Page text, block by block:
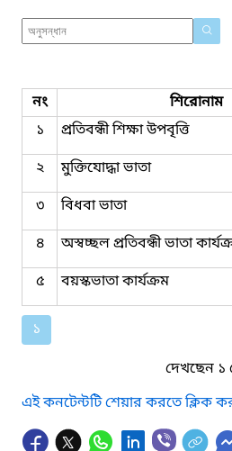
নং শিরোনাম
১
প্রতিবন্ধী শিক্ষা উপবৃত্তি
২
মুক্তিযোদ্ধা ভাতা
৩
বিধবা ভাতা
৪
অস্বচ্ছল প্রতিবন্ধী ভাতা
৫
বয়স্কভাতা কার্যক্রম
১
দেখছেন ১
এই কনটেন্টটি শেয়ার করতে ক্লিক